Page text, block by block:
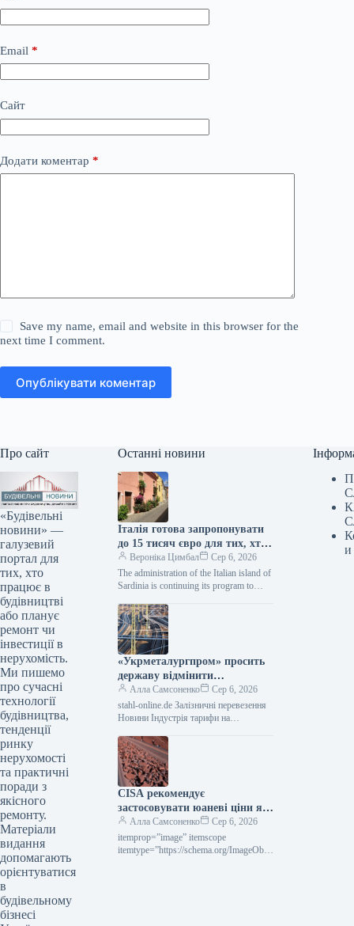
Email *
Сайт
Додати коментар *
Save my name, email and website in this browser for the
next time I comment.
Опублікувати коментар
Про сайт
«Будівельні
новини» —
галузевий
портал для
тих, хто
працює в
будівництві
або планує
ремонт чи
інвестиції в
нерухомість.
Ми пишемо
про сучасні
технології
будівництва,
тенденції
ринку
нерухомості
та практичні
поради з
якісного
ремонту.
Матеріали
видання
допомагають
орієнтуватися
в
будівельному
бізнесі
Останні новини
Італія готова запропонувати
до 15 тисяч євро для тих, хто
вирішить оселитися на
Сардинії: дізнайтеся про
вимоги та додаткові витрати.
Вероніка Цимбал
Сер 6, 2026
The administration of the Italian island of
Sardinia is continuing its program to
by offering…
«Укрметалургпром» просить
державу відмінити
підвищення тарифів на
перевезення від Укрзалізниці.
Алла Самсоненко
Сер 6, 2026
stahl-online.de Залізничні перевезення
Новини Індустрія тарифи на
06 Серпня 2026 «Укрметалургпром»
закликає уряд анулювати підвищення
тарифів на…
CISA рекомендує
застосовувати юаневі ціни як
орієнтир на ринку залізної
руди
Алла Самсоненко
Сер 6, 2026
itemprop=”image” itemscope
itemtype=”https://schema.org/ImageObje
и